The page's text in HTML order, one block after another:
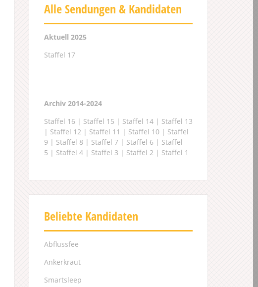
Alle Sendungen & Kandidaten
Aktuell 2025
Staffel 17
Archiv 2014-2024
Staffel 16 | Staffel 15 | Staffel 14 | Staffel 13
| Staffel 12 | Staffel 11 | Staffel 10 | Staffel
9 | Staffel 8 | Staffel 7 | Staffel 6 | Staffel
5 | Staffel 4 | Staffel 3 | Staffel 2 | Staffel 1
Beliebte Kandidaten
Abflussfee
Ankerkraut
Smartsleep